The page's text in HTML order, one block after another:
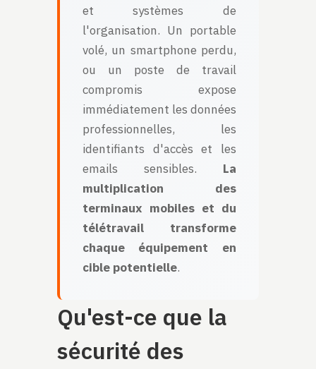
et systèmes de
l'organisation. Un portable
volé, un smartphone perdu,
ou un poste de travail
compromis expose
immédiatement les données
professionnelles, les
identifiants d'accès et les
emails sensibles. La
multiplication des
terminaux mobiles et du
télétravail transforme
chaque équipement en
cible potentielle.
Qu'est-ce que la
sécurité des